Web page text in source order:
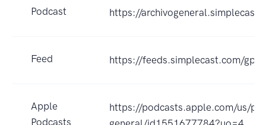
Podcast https://
Feed https://feeds.simplecast.com/
Apple
Podcasts
https://podcasts.apple.com/us/